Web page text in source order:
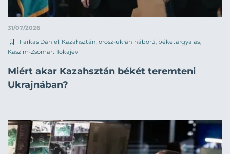
31/07/2026
Farkas Dániel, Kazahsztán, orosz-ukrán háború, béketárgyalás,
Kaszim-Zsomart Tokajev
Miért akar Kazahsztán békét teremteni
Ukrajnában?